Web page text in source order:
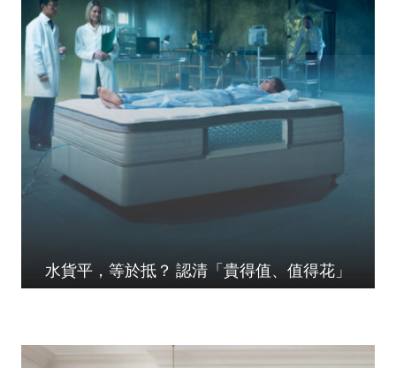
水貨平，等於抵？ 認清「貴得值、值得花」